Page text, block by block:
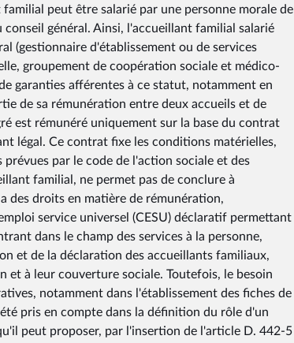
peut être salarié par une personne morale de
général. Ainsi, l'accueillant familial salarié
(gestionnaire d'établissement ou de services
groupement de coopération sociale et médico-
garanties afférentes à ce statut, notamment en
de sa rémunération entre deux accueils et de
est rémunéré uniquement sur la base du contrat
légal. Ce contrat fixe les conditions matérielles,
par le code de l'action sociale et des
familial, ne permet pas de conclure à
des droits en matière de rémunération,
service universel (CESU) déclaratif permettant
dans le champ des services à la personne,
et de la déclaration des accueillants familiaux,
et à leur couverture sociale. Toutefois, le besoin
notamment dans l'établissement des fiches de
pris en compte dans la définition du rôle d'un
peut proposer, par l'insertion de l'article D. 442-5